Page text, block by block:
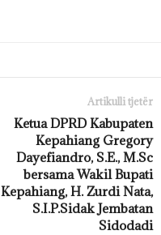
Artikulli tjetër
Ketua DPRD Kabupaten
Kepahiang Gregory
Dayefiandro, S.E., M.Sc
bersama Wakil Bupati
Kepahiang, H. Zurdi Nata,
S.I.P.Sidak Jembatan
Sidodadi